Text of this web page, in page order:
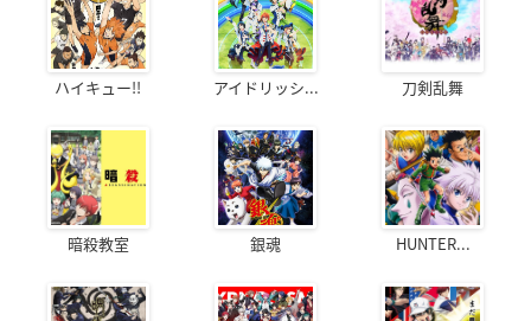
ハイキュー!! アイドリッシ... 刀剣乱舞
暗殺教室 銀魂 HUNTER...